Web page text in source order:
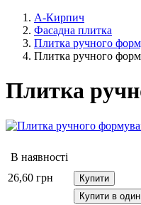
А-Кирпич
Фасадна плитка
Плитка ручного
Плитка ручного
Плитка
В наявності
26,60 грн
Купити
Купити в один